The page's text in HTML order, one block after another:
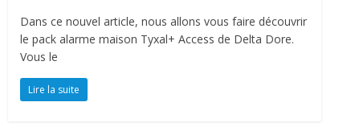
Dans ce nouvel article, nous allons vous faire découvrir
le pack alarme maison Tyxal+ Access de Delta Dore.
Vous le
Lire la suite